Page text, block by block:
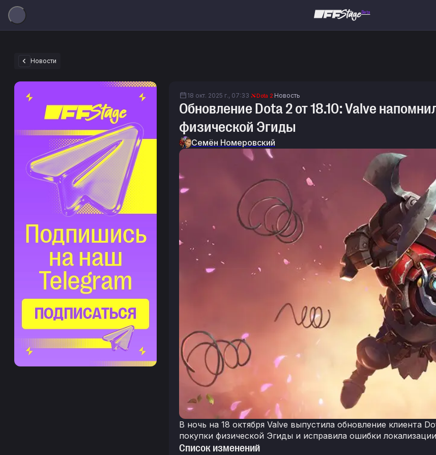
Beta
Новости
18 окт. 2025 г., 07:33 Dota 2 Новость
Обновление Dota 2 от 18.10: Valve
физической Эгиды
Семён Номеровский
В ночь на 18 октября Valve выпустила обновление клиента
покупки физической Эгиды и исправила ошибки
Список изменений